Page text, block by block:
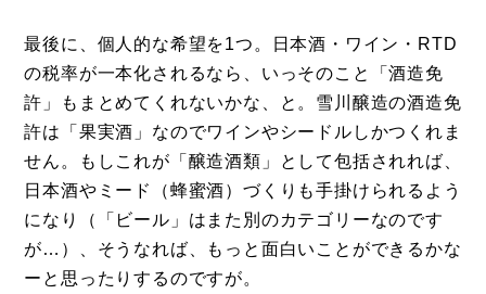
最後に、個人的な希望を1つ。日本酒・ワイン・RTD
の税率が一本化されるなら、いっそのこと「酒造免
許」もまとめてくれないかな、と。雪川醸造の酒造免
許は「果実酒」なのでワインやシードルしかつくれま
せん。もしこれが「醸造酒類」として包括されれば、
日本酒やミード（蜂蜜酒）づくりも手掛けられるよう
になり（「ビール」はまた別のカテゴリーなのです
が…）、そうなれば、もっと面白いことができるかな
ーと思ったりするのですが。